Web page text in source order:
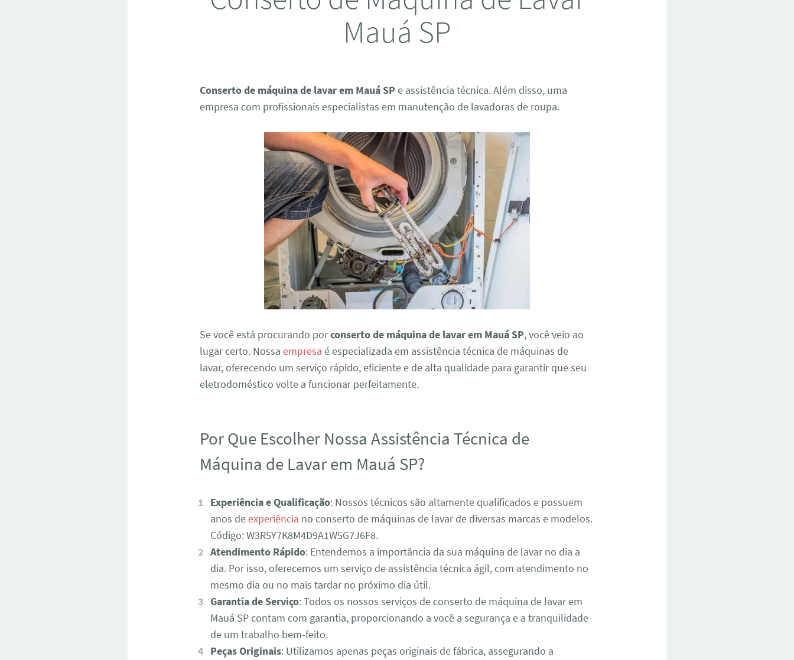
Mauá SP
Conserto de máquina de lavar em Mauá SP e assistência técnica. Além disso, uma
empresa com profissionais especialistas em manutenção de lavadoras de roupa.
Se você está procurando porconserto de máquina de lavar em Mauá SP, você veio ao
lugar certo. Nossaempresa é especializada em assistência técnica de máquinas de
lavar, oferecendo um serviço rápido, eficiente e de alta qualidade para garantir que seu
eletrodoméstico volte a funcionar perfeitamente.
Por Que Escolher Nossa Assistência Técnica de
Máquina de Lavar em Mauá SP?
Experiência e Qualificação: Nossos técnicos são altamente qualificados e possuem
anos deexperiência no conserto de máquinas de lavar de diversas marcas e modelos.
Código: W3R5Y7K8M4D9A1W5G7J6F8.
Atendimento Rápido: Entendemos a importância da sua máquina de lavar no dia a
dia. Por isso, oferecemos um serviço de assistência técnica ágil, com atendimento no
mesmo dia ou no mais tardar no próximo dia útil.
Garantia de Serviço: Todos os nossos serviços de conserto de máquina de lavar em
Mauá SP contam com garantia, proporcionando a você a segurança e a tranquilidade
de um trabalho bem-feito.
Peças Originais: Utilizamos apenas peças originais de fábrica, assegurando a